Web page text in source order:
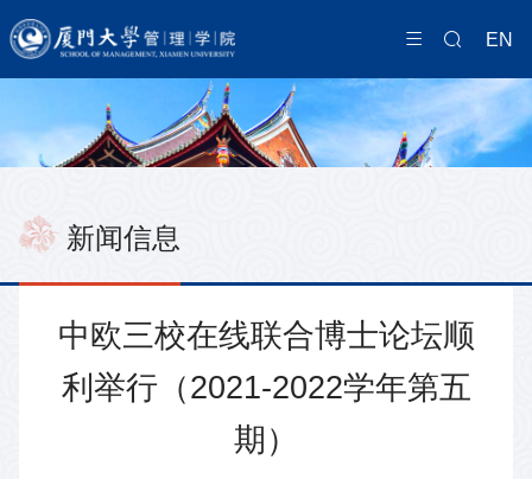
EN
新闻信息
中欧三校在线联合博士论坛顺
利举行（2021-2022学年第五
期）